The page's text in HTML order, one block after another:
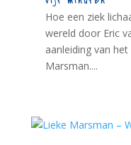
Hoe een ziek
wereld door Eric
aanleiding van
Marsman....